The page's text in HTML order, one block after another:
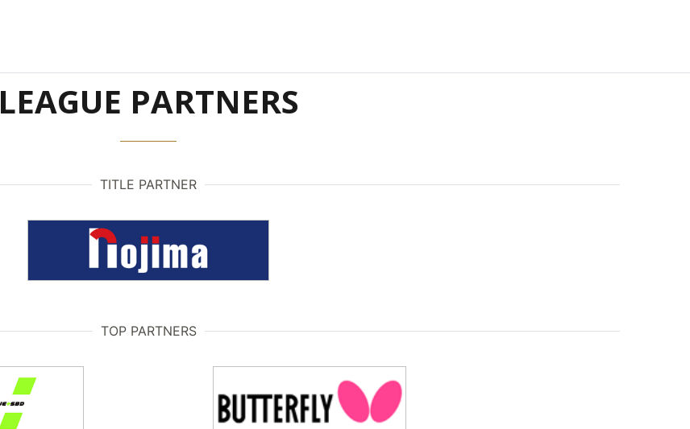
LEAGUE PARTNERS
TITLE PARTNER
TOP PARTNERS